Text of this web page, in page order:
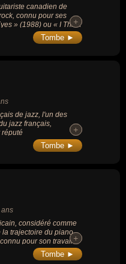
canadien de
connu pour ses
» (1988) ou « I Think
» (1990) .
+
+
Tombe ►
de jazz, l'un des
jazz français,
réputé
connu une brillante
avec des grands
+
+
Tombe ►
ans
considéré comme
la trajectoire du piano
pour son travail
John Coltrane.
+
+
Tombe ►